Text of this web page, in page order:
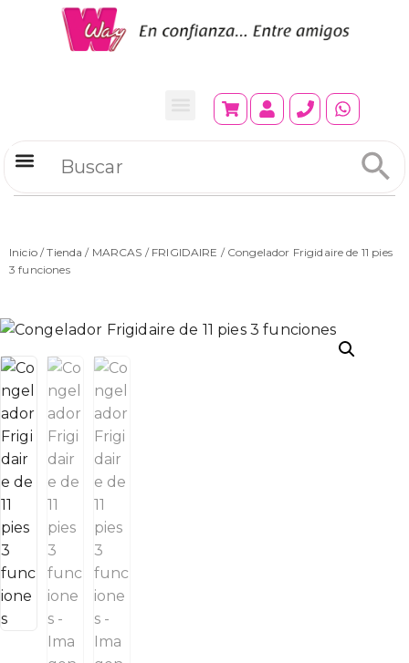
Inicio/Tienda / MARCAS / FRIGIDAIRE / Congelador Frigidaire de 11 pies
3 funciones